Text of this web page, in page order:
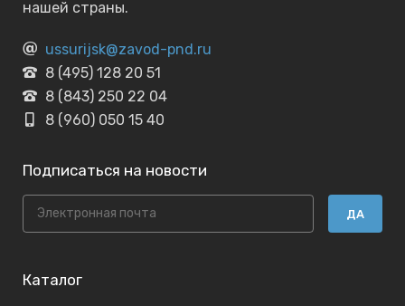
нашей страны.
ussurijsk@zavod-pnd.ru
8 (495) 128 20 51
8 (843) 250 22 04
8 (960) 050 15 40
Подписаться на новости
ДА
Каталог